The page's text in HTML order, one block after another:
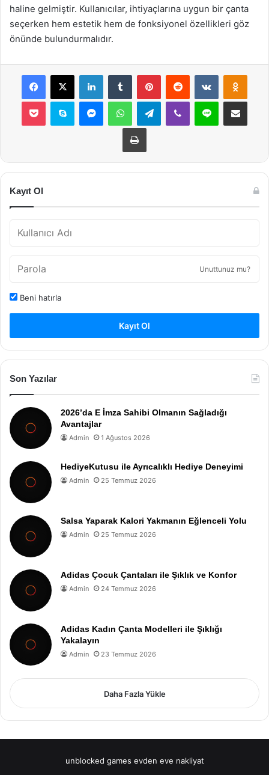
haline gelmiştir. Kullanıcılar, ihtiyaçlarına uygun bir çanta
seçerken hem estetik hem de fonksiyonel özellikleri göz
önünde bulundurmalıdır.
Facebook
X LinkedInTumblr PinterestReddit VKontakte
Pocket Skype MessengerWhatsAppTelegramViber Line E-Posta ile
Yazdır
Kayıt Ol
Unuttunuz mu?
Beni hatırla
Kayıt Ol
Son Yazılar
2026’da E İmza Sahibi Olmanın Sağladığı
Avantajlar
Admin 1 Ağustos 2026
HediyeKutusu ile Ayrıcalıklı Hediye Deneyimi
Admin 25 Temmuz 2026
Salsa Yaparak Kalori Yakmanın Eğlenceli Yolu
Admin 25 Temmuz 2026
Adidas Çocuk Çantaları ile Şıklık ve Konfor
Admin 24 Temmuz 2026
Adidas Kadın Çanta Modelleri ile Şıklığı
Yakalayın
Admin 23 Temmuz 2026
Daha Fazla Yükle
unblocked games evden eve nakliyat